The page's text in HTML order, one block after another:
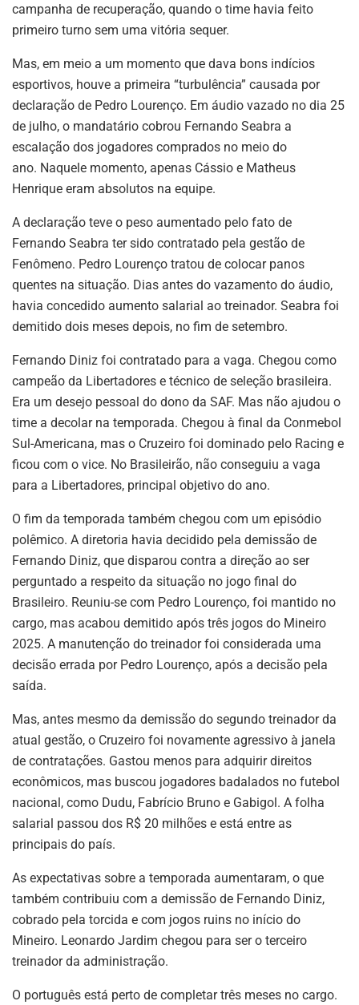
campanha de recuperação, quando o time havia feito
primeiro turno sem uma vitória sequer.
Mas, em meio a um momento que dava bons indícios
esportivos, houve a primeira “turbulência” causada por
declaração de Pedro Lourenço. Em áudio vazado no dia 25
de julho, o mandatário cobrou Fernando Seabra a
escalação dos jogadores comprados no meio do
ano. Naquele momento, apenas Cássio e Matheus
Henrique eram absolutos na equipe.
A declaração teve o peso aumentado pelo fato de
Fernando Seabra ter sido contratado pela gestão de
Fenômeno. Pedro Lourenço tratou de colocar panos
quentes na situação. Dias antes do vazamento do áudio,
havia concedido aumento salarial ao treinador. Seabra foi
demitido dois meses depois, no fim de setembro.
Fernando Diniz foi contratado para a vaga. Chegou como
campeão da Libertadores e técnico de seleção brasileira.
Era um desejo pessoal do dono da SAF. Mas não ajudou o
time a decolar na temporada. Chegou à final da Conmebol
Sul-Americana, mas o Cruzeiro foi dominado pelo Racing e
ficou com o vice. No Brasileirão, não conseguiu a vaga
para a Libertadores, principal objetivo do ano.
O fim da temporada também chegou com um episódio
polêmico. A diretoria havia decidido pela demissão de
Fernando Diniz, que disparou contra a direção ao ser
perguntado a respeito da situação no jogo final do
Brasileiro. Reuniu-se com Pedro Lourenço, foi mantido no
cargo, mas acabou demitido após três jogos do Mineiro
2025. A manutenção do treinador foi considerada uma
decisão errada por Pedro Lourenço, após a decisão pela
saída.
Mas, antes mesmo da demissão do segundo treinador da
atual gestão, o Cruzeiro foi novamente agressivo à janela
de contratações. Gastou menos para adquirir direitos
econômicos, mas buscou jogadores badalados no futebol
nacional, como Dudu, Fabrício Bruno e Gabigol. A folha
salarial passou dos R$ 20 milhões e está entre as
principais do país.
As expectativas sobre a temporada aumentaram, o que
também contribuiu com a demissão de Fernando Diniz,
cobrado pela torcida e com jogos ruins no início do
Mineiro. Leonardo Jardim chegou para ser o terceiro
treinador da administração.
O português está perto de completar três meses no cargo.